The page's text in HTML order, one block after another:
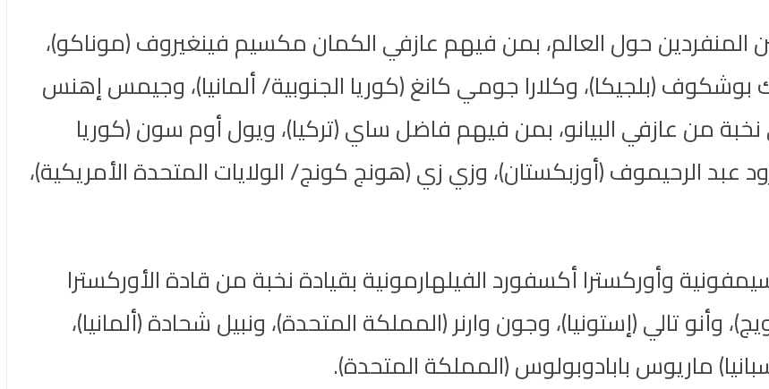
15 من أشهر العازفين المنفردين حول العالم، بمن فيهم عازفي الكمان مكسيم فينغيروف (موناكو)،
بوشكوف (بلجيكا)، وكلارا جومي كانغ (كوريا الجنوبية/ ألمانيا)، وجيمس إهنس
نخبة من عازفي البيانو، بمن فيهم فاضل ساي (تركيا)، ويول أوم سون (كوريا
عبد الرحيموف (أوزبكستان)، وزي زي (هونج كونج/ الولايات المتحدة الأمريكية)،
وأوركسترا أكسفورد الفيلهارمونية بقيادة نخبة من قادة الأوركسترا
وأنو تالي (إستونيا)، وجون وارنر (المملكة المتحدة)، ونبيل شحادة (ألمانيا)،
ماريوس بابادوبولوس (المملكة المتحدة).